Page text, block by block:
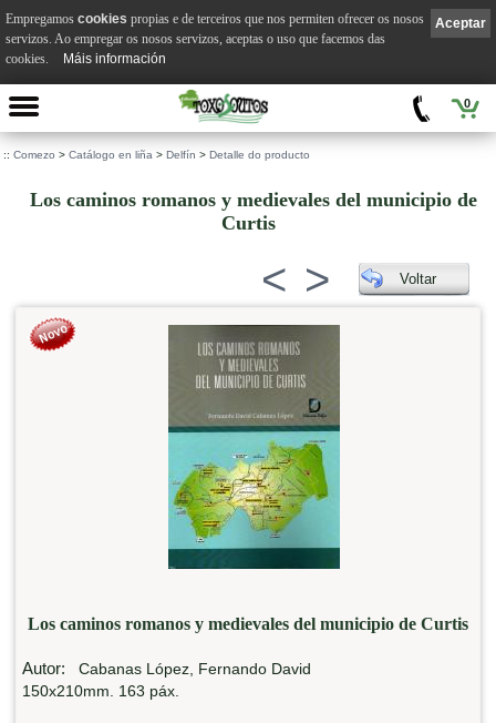
0
:: Comezo > Catálogo en liña > Delfín > Detalle do producto
Los caminos romanos y medievales del municipio de
Curtis
< > Voltar
Los caminos romanos y medievales del municipio de Curtis
Autor: Cabanas López, Fernando David
150x210mm. 163 páx.
Aceptar
Empregamos cookies propias e de terceiros que nos permiten ofrecer os nosos
servizos. Ao empregar os nosos servizos, aceptas o uso que facemos das
cookies.
Máis información